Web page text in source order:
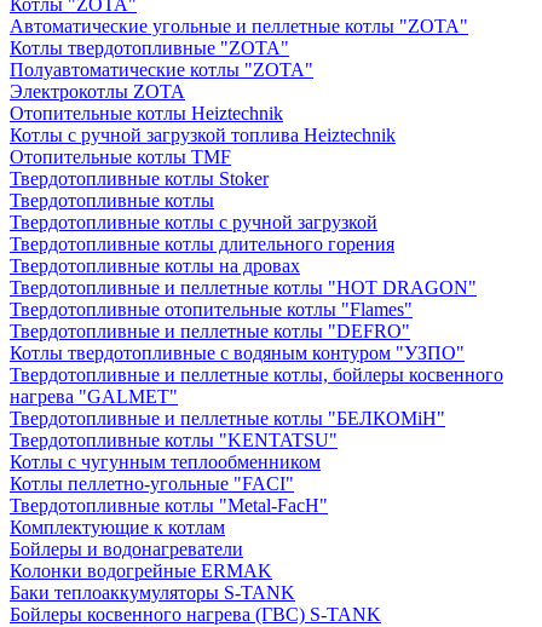
Котлы "ZOTA"
Автоматические угольные и пеллетные котлы "ZOTA"
Котлы твердотопливные "ZOTA"
Полуавтоматические котлы "ZOTA"
Электрокотлы ZOTA
Отопительные котлы Heiztechnik
Котлы с ручной загрузкой топлива Heiztechnik
Отопительные котлы TMF
Твердотопливные котлы Stoker
Твердотопливные котлы
Твердотопливные котлы с ручной загрузкой
Твердотопливные котлы длительного горения
Твердотопливные котлы на дровах
Твердотопливные и пеллетные котлы "HOT DRAGON"
Твердотопливные отопительные котлы "Flames"
Твердотопливные и пеллетные котлы "DEFRO"
Котлы твердотопливные с водяным контуром "УЗПО"
Твердотопливные и пеллетные котлы, бойлеры косвенного
нагрева "GALMET"
Твердотопливные и пеллетные котлы "БЕЛКОМiН"
Твердотопливные котлы "KENTATSU"
Котлы с чугунным теплообменником
Котлы пеллетно-угольные "FACI"
Твердотопливные котлы "Metal-FacH"
Комплектующие к котлам
Бойлеры и водонагреватели
Колонки водогрейные ERMAK
Баки теплоаккумуляторы S-TANK
Бойлеры косвенного нагрева (ГВС) S-TANK